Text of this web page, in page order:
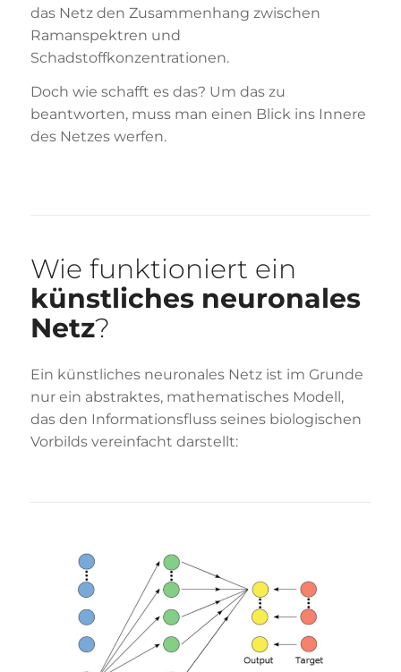
das Netz den Zusammenhang zwischen
Ramanspektren und
Schadstoffkonzentrationen.
Doch wie schafft es das? Um das zu
beantworten, muss man einen Blick ins Innere
des Netzes werfen.
Wie funktioniert ein
künstliches neuronales
Netz?
Ein künstliches neuronales Netz ist im Grunde
nur ein abstraktes, mathematisches Modell,
das den Informationsfluss seines biologischen
Vorbilds vereinfacht darstellt: